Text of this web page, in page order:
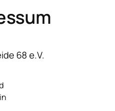
68 e.V.